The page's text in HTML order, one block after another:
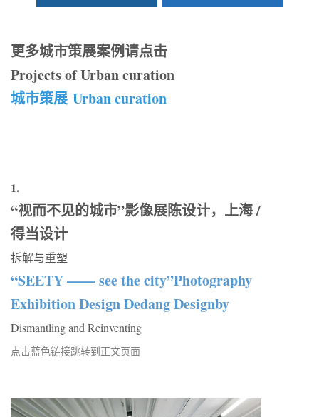
更多城市策展案例请点击
Projects of Urban curation
城市策展 Urban curation
1.
“视而不见的城市”影像展陈设计，上海 /
得当设计
拆解与重塑
“SEETY —— see the city”Photography
Exhibition Design Dedang Designby
Dismantling and Reinventing
点击蓝色链接跳转到正文页面